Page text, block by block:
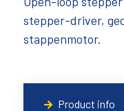
stepper-driver,
stappenmotor.
Product info